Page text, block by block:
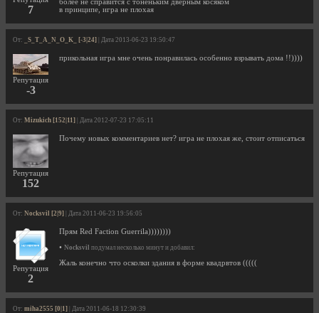
7
более не справится с тоненьким дверным косяком
в принципе, игра не плохая
От: _S_T_A_N_O_K_ [-3|24] | Дата 2013-06-23 19:50:47
Репутация
-3
прикольная игра мне очень понравилась особенно взрывать дома !!))))
От: Mizukich [152|11] | Дата 2012-07-23 17:05:11
Репутация
152
Почему новых комментариев нет? игра не плохая же, стоит отписаться
От: Nocksvil [2|9] | Дата 2011-06-23 19:56:05
Репутация
2
Прям Red Faction Guerrila))))))))
• Nocksvil подумал несколько минут и добавил:
Жаль конечно что осколки здания в форме квадрвтов (((((
От: miha2555 [0|1] | Дата 2011-06-18 12:30:39